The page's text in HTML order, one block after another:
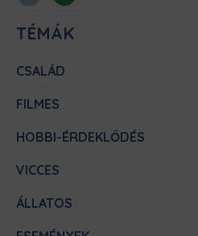
TÉMÁK
CSALÁD
FILMES
HOBBI-ÉRDEKLŐDÉS
VICCES
ÁLLATOS